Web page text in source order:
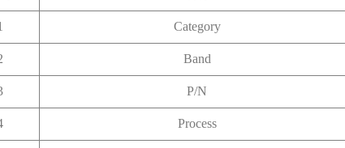
Category
Band
P/N
Process